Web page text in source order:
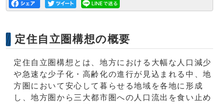
定住自立圏構想の概要
定住自立圏構想とは、地方における大幅な人口減少
や急速な少子化・高齢化の進行が見込まれる中、地
方圏において安心して暮らせる地域を各地に形成
し、地方圏から三大都市圏への人口流出を食い止め